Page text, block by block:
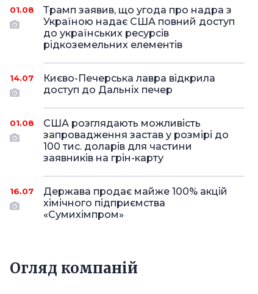
01.08
Трамп заявив, що угода про надра з
Україною надає США повний доступ
до українських ресурсів
рідкоземельних елементів
14.07
Києво-Печерська лавра відкрила
доступ до Дальніх печер
01.08
США розглядають можливість
запровадження застав у розмірі до
100 тис. доларів для частини
заявників на грін-карту
16.07
Держава продає майже 100% акцій
хімічного підприємства
«Сумихімпром»
Огляд компаній